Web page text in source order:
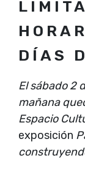
DÍAS
El sábado 2
mañana
Espacio
exposición